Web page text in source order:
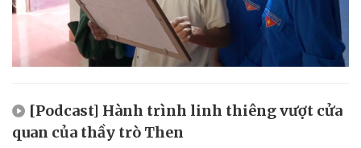
[Podcast] Hành trình linh thiêng vượt cửa
quan của thầy trò Then